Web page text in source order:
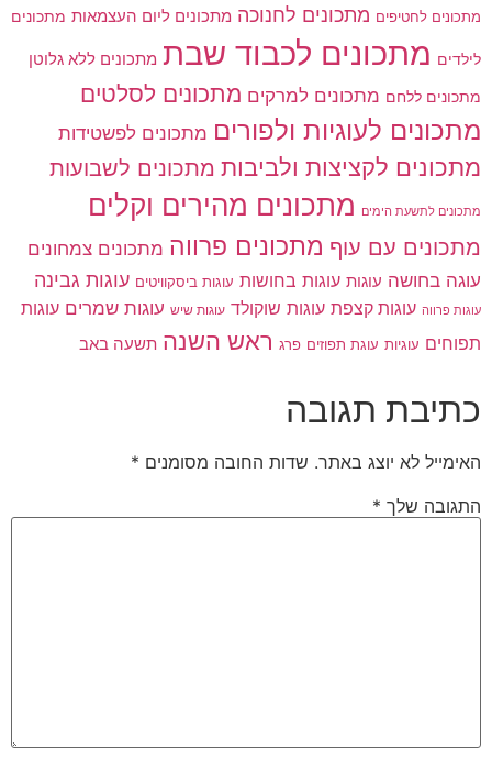
מתכונים לחטיפים מתכונים לחנוכה מתכונים ליום העצמאות מתכונים
לילדים מתכונים לכבוד שבת מתכונים ללא גלוטן
מתכונים ללחם מתכונים למרקים מתכונים לסלטים
מתכונים לעוגיות ולפורים מתכונים לפשטידות
מתכונים לקציצות ולביבות מתכונים לשבועות
מתכונים לתשעת הימים מתכונים מהירים וקלים
מתכונים עם עוף מתכונים פרווה מתכונים צמחונים
עוגה בחושה עוגות עוגות בחושות עוגות ביסקוויטים עוגות גבינה
עוגות פרווה עוגות קצפת עוגות שוקולד עוגות שיש עוגות שמרים עוגות
תפוחים עוגיות עוגת תפוזים פרג ראש השנה תשעה באב
כתיבת תגובה
האימייל לא יוצג באתר. שדות החובה מסומנים *
התגובה שלך *